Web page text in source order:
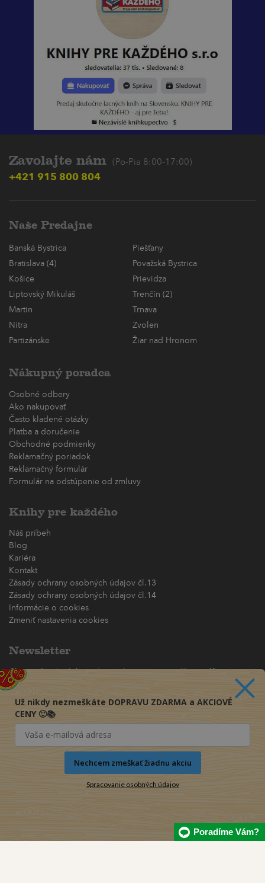
Zavolajte nám (Po-Pia 8:00-17:00)
+421 915 800 804
Naše Predajne
Banská Bystrica
Piešťany
Bratislava (4)
Považská Bystrica
Košice
Prievidza
Liptovský Mikuláš
Trenčín (2)
Martin
Trnava
Nitra
Zvolen
Partizánske
Žiar nad Hronom
Nákupný poradca
Osobné odbery
Ako nakupovať
Často kladené otázky
Platba a doručenie
Obchodné podmienky
Reklamačný poriadok
Reklamačný formulár
Formulár na odstúpenie od zmluvy
Knihy pre každého
Náš príbeh
Blog
Kariéra
Kontakt
Zásady ochrany osobných údajov čl.13
Zásady ochrany osobných údajov čl.14
Informácie o cookies
Zmeniť nastavenia cookies
Newsletter
Chcete dostávať akciové ponuky priamo na váš e-mail?
(maximálne jedna e-mailová správa za týždeň)
Odoberať
Poradíme Vám?
Už nikdy nezmeškáte DOPRAVU ZDARMA a AKCIOVÉ
CENY 🙂📚
Nechcem zmeškať žiadnu akciu
Spracovanie osobných údajov